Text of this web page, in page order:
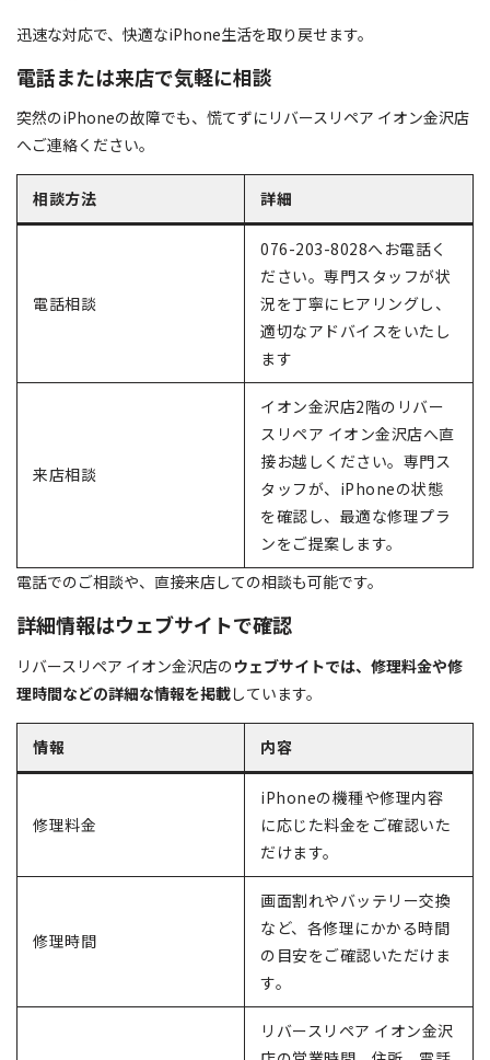
迅速な対応で、快適なiPhone生活を取り戻せます。
電話または来店で気軽に相談
突然のiPhoneの故障でも、慌てずにリバースリペア イオン金沢店
へご連絡ください。
相談方法 詳細
電話相談
076-203-8028へお電話く
ださい。専門スタッフが状
況を丁寧にヒアリングし、
適切なアドバイスをいたし
ます
来店相談
イオン金沢店2階のリバー
スリペア イオン金沢店へ直
接お越しください。専門ス
タッフが、iPhoneの状態
を確認し、最適な修理プラ
ンをご提案します。
電話でのご相談や、直接来店しての相談も可能です。
詳細情報はウェブサイトで確認
リバースリペア イオン金沢店のウェブサイトでは、修理料金や修
理時間などの詳細な情報を掲載しています。
情報 内容
修理料金
iPhoneの機種や修理内容
に応じた料金をご確認いた
だけます。
修理時間
画面割れやバッテリー交換
など、各修理にかかる時間
の目安をご確認いただけま
す。
リバースリペア イオン金沢